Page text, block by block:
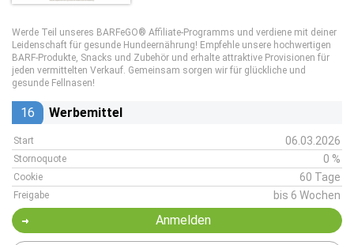
Werde Teil unseres BARFeGO® Affiliate-Programms und verdiene mit deiner
Leidenschaft für gesunde Hundeernährung! Empfehle unsere hochwertigen
BARF-Produkte, Snacks und Zubehör und erhalte attraktive Provisionen für
jeden vermittelten Verkauf. Gemeinsam sorgen wir für glückliche und
gesunde Fellnasen!
16 Werbemittel
Start 06.03.2026
Stornoquote 0 %
Cookie 60 Tage
Freigabe bis 6 Wochen
Anmelden